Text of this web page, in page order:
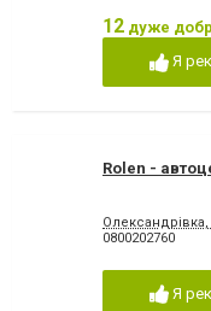
12 дуже
Я
Rolen -
0800202760
Я